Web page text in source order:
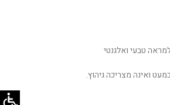
טבעי ואלגנטי